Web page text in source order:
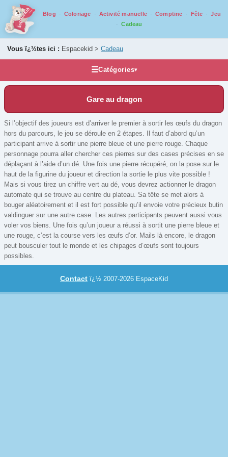
Blog Coloriage Activité manuelle Comptine Fête
Jeu
Cadeau
Vous ï¿½tes ici : Espacekid > Cadeau
☰Catégories▾
Idée cadeau
Accessoires et compléments
Casse tête
Grands classiques
Jeux de voyage
Jeux pour ados/adultes
Jeux pour juniors
Jeux pour tout petits
Jeux qui montent
Poker
Gare au dragon
Si l’objectif des joueurs est d’arriver le premier à sortir les œufs du dragon
hors du parcours, le jeu se déroule en 2 étapes. Il faut d’abord qu’un
participant arrive à sortir une pierre bleue et une pierre rouge. Chaque
personnage pourra aller chercher ces pierres sur des cases précises en se
déplaçant à l’aide d’un dé. Une fois une pierre récupéré, on la pose sur le
haut de la figurine du joueur et direction la sortie le plus vite possible !
Mais si vous tirez un chiffre vert au dé, vous devrez actionner le dragon
automate qui se trouve au centre du plateau. Sa tête se met alors à
bouger aléatoirement et il est fort possible qu’il envoie votre précieux butin
valdinguer sur une autre case. Les autres participants peuvent aussi vous
voler vos biens. Une fois qu’un joueur a réussi à sortit une pierre bleue et
une rouge, c’est la course vers les œufs d’or. Mails là encore, le dragon
peut bousculer tout le monde et les chipages d’œufs sont toujours
possibles.
Contact ï¿½ 2007-2026 EspaceKid